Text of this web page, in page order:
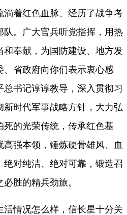
淌着红色血脉、经历了战争考
队。广大官兵听党指挥，用热
和奉献，为国防建设、地方发
、省政府向你们表示衷心感
书记谆谆教导，深入贯彻习
时代军事战略方针，大力弘
的光荣传统，传承红色基
高强本领，锤炼硬骨雄风、血
对纯洁、绝对可靠，锻造召
胜的精兵劲旅。
情况怎么样，信长星十分关